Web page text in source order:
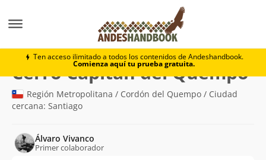
Ten acceso ilimitado a todos los contenidos de Andeshandbook.
Comienza aquí tu prueba gratuita.
Cerro Capitán del Quempo
Cerro Capitán del Quempo
Región Metropolitana / Cordón del Quempo / Ciudad
cercana: Santiago
Álvaro Vivanco
Primer colaborador